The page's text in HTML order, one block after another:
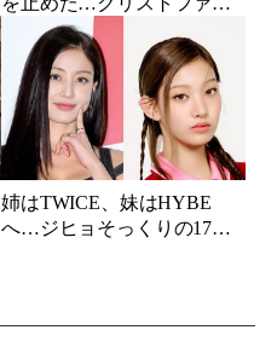
ー・ノーラン史上最大、390
億円の超大作がついに韓国
上陸
姉はTWICE、妹はHYBE
へ…ジヒョそっくりの17歳